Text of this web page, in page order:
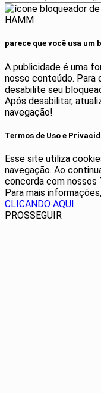
HAMM
parece que você usa um
A publicidade é uma
nosso conteúdo. Para
desabilite seu
Após desabilitar,
navegação!
Termos de Uso e
Esse site utiliza
navegação. Ao
concorda com nossos
Para mais informações,
CLICANDO AQUI
PROSSEGUIR